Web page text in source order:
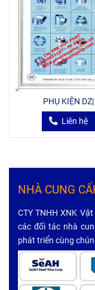
PHỤ KIỆN DZ|
Liên hệ
NHÀ CUNG
CTY TNHH XNK
các đối tác nhà
phát triển cùng